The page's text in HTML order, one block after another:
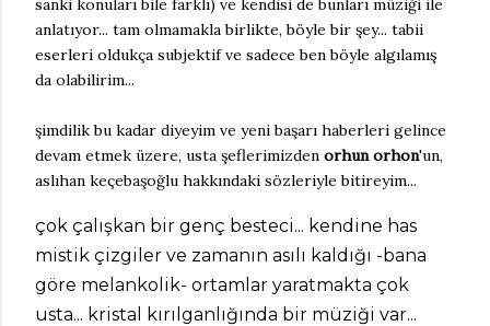
sanki konuları bile farklı) ve kendisi de bunları müziği ile
anlatıyor... tam olmamakla birlikte, böyle bir şey... tabii
eserleri oldukça subjektif ve sadece ben böyle algılamış
da olabilirim...
şimdilik bu kadar diyeyim ve yeni başarı haberleri gelince
devam etmek üzere, usta şeflerimizden orhun orhon'un,
aslıhan keçebaşoğlu hakkındaki sözleriyle bitireyim...
çok çalışkan bir genç besteci... kendine has
mistik çizgiler ve zamanın asılı kaldığı -bana
göre melankolik- ortamlar yaratmakta çok
usta... kristal kırılganlığında bir müziği var...